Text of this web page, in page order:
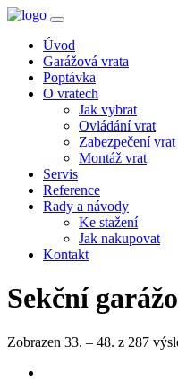
Úvod
Garážová vrata
Poptávka
O vratech
Jak vybrat
Ovládání vrat
Zabezpečení vrat
Montáž vrat
Servis
Reference
Rady a návody
Ke stažení
Jak nakupovat
Kontakt
Sekční
Zobrazen 33. – 48. z 287